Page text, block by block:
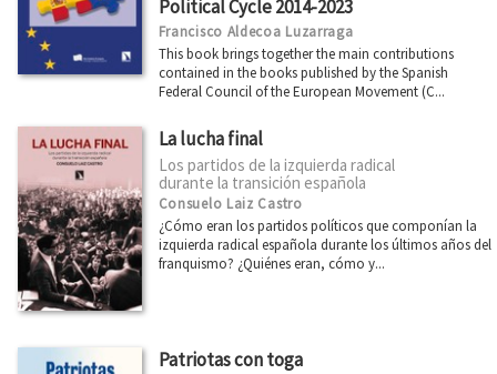
Political Cycle 2014-2023
Francisco Aldecoa Luzarraga
This book brings together the main contributions
contained in the books published by the Spanish
Federal Council of the European Movement (C...
La lucha final
Los partidos de la izquierda radical
durante la transición española
Consuelo Laiz Castro
¿Cómo eran los partidos políticos que componían la
izquierda radical española durante los últimos años del
franquismo? ¿Quiénes eran, cómo y...
Patriotas con toga